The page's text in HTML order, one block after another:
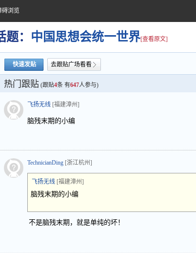
碍浏览
题： 中国思想会统一世界[查看原文]
快速发贴 去跟贴广场看看
热门跟贴 (跟贴4条 有647人参与)
飞扬无线 [福建漳州]
脑残末期的小编
TechnicianDing [浙江杭州]
飞扬无线 [福建漳州]
脑残末期的小编
不是脑残末期，就是单纯的坏！